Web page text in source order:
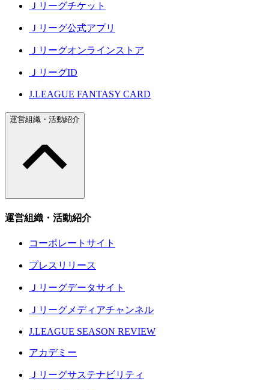
Ｊリーグチケット
Ｊリーグ公式アプリ
Ｊリーグオンラインストア
ＪリーグID
J.LEAGUE FANTASY CARD
運営組織・活動紹介
運営組織・活動紹介
コーポレートサイト
プレスリリース
Ｊリーグデータサイト
Ｊリーグメディアチャンネル
J.LEAGUE SEASON REVIEW
アカデミー
Ｊリーグサステナビリティ